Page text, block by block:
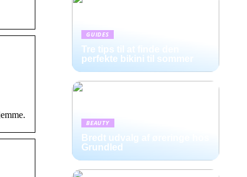
GUIDES
Tre tips til at finde den
perfekte bikini til sommer
BEAUTY
Bredt udvalg af øreringe hos
Grundled